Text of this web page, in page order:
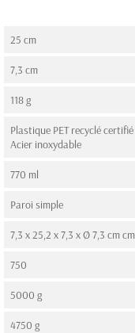
25 cm
7,3 cm
118 g
Plastique PET recyclé certifié
Acier inoxydable
770 ml
Paroi simple
7,3 x 25,2 x 7,3 x Ø 7,3 cm cm
750
5000 g
4750 g